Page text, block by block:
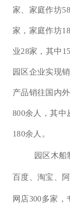
家、家庭作坊
家，家庭作坊
业28家，其中
园区企业实现
产品销往国内
800余人，其中
180余人。
园区木
百度、淘宝、
网店300多家